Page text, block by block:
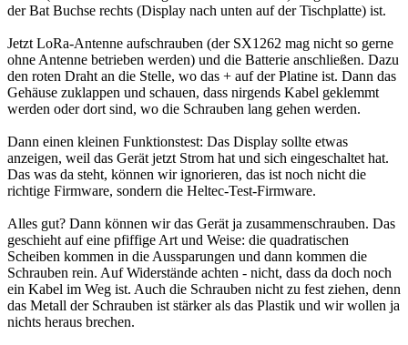
der Bat Buchse rechts (Display nach unten auf der Tischplatte) ist.
Jetzt LoRa-Antenne aufschrauben (der SX1262 mag nicht so gerne
ohne Antenne betrieben werden) und die Batterie anschließen. Dazu
den roten Draht an die Stelle, wo das + auf der Platine ist. Dann das
Gehäuse zuklappen und schauen, dass nirgends Kabel geklemmt
werden oder dort sind, wo die Schrauben lang gehen werden.
Dann einen kleinen Funktionstest: Das Display sollte etwas
anzeigen, weil das Gerät jetzt Strom hat und sich eingeschaltet hat.
Das was da steht, können wir ignorieren, das ist noch nicht die
richtige Firmware, sondern die Heltec-Test-Firmware.
Alles gut? Dann können wir das Gerät ja zusammenschrauben. Das
geschieht auf eine pfiffige Art und Weise: die quadratischen
Scheiben kommen in die Aussparungen und dann kommen die
Schrauben rein. Auf Widerstände achten - nicht, dass da doch noch
ein Kabel im Weg ist. Auch die Schrauben nicht zu fest ziehen, denn
das Metall der Schrauben ist stärker als das Plastik und wir wollen ja
nichts heraus brechen.